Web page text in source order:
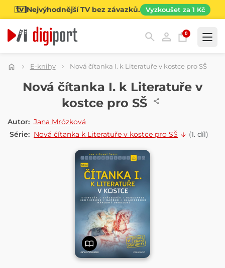
Nejvýhodnější TV bez závazků. Vyzkoušet za 1 Kč
0
Kategorie
E-knihy Nová čítanka I. k Literatuře v kostce pro SŠ
E-KNIHANová čítanka I. k Literatuře v
kostce pro SŠ
Autor: Jana Mrózková
Série: Nová čítanka k Literatuře v kostce pro SŠ (1. díl)